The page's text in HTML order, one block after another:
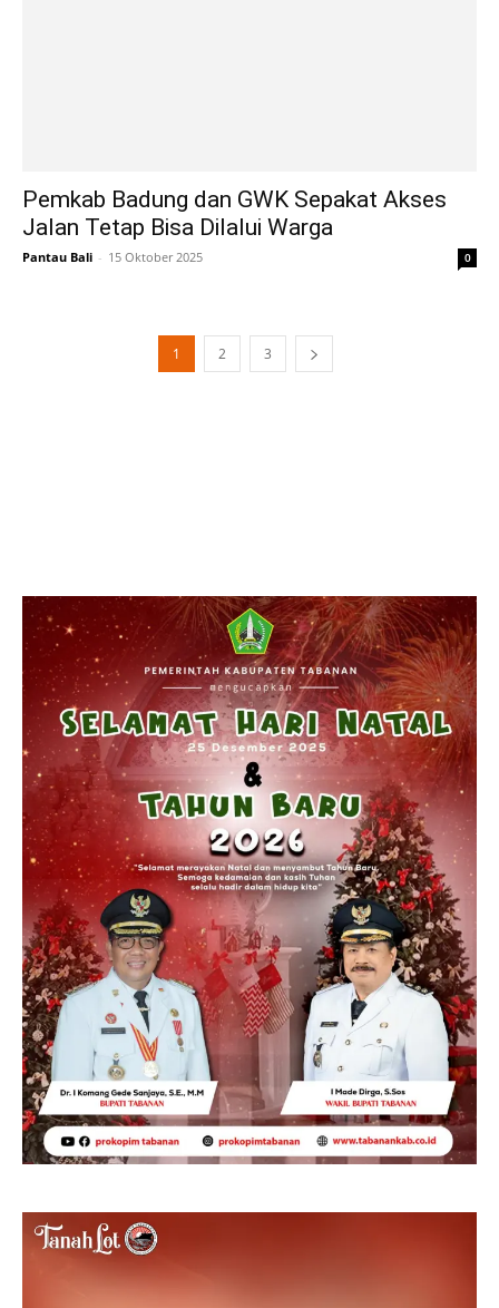
Pemkab Badung dan GWK Sepakat Akses
Jalan Tetap Bisa Dilalui Warga
Pantau Bali - 15 Oktober 2025 0
1 2 3